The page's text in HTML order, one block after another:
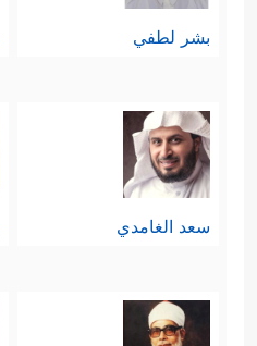
بشر لطفي
سعد الغامدي